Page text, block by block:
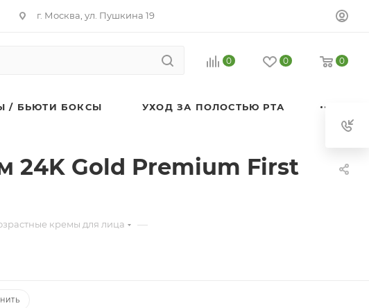
г. Москва, ул. Пушкина 19
0 0 0
/ БЬЮТИ БОКСЫ УХОД ЗА ПОЛОСТЬЮ РТА
24K Gold Premium First
кремы для лица —